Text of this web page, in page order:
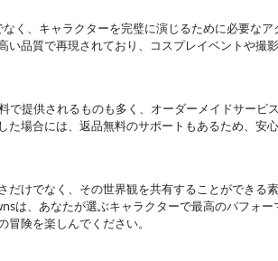
く、キャラクターを完璧に演じるために必要な
い品質で再現されており、コスプレイベントや撮
で提供されるものも多く、オーダーメイドサー
た場合には、返品無料のサポートもあるため、安
だけでなく、その世界観を共有することができ
は、あなたが選ぶキャラクターで最高のパフォ
険を楽しんでください。